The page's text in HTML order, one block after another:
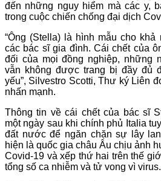
đến những nguy hiểm mà các y,
trong cuộc chiến chống đại dịch
“Ông (Stella) là hình mẫu cho
các bác sĩ gia đình. Cái chết của
đối của mọi đồng nghiệp, những
vẫn không được trang bị đầy đủ
yếu”, Silvestro Scotti, Thư ký Liên
nhấn mạnh.
Thông tin về cái chết của bác sĩ
một ngày sau khi chính phủ Italia
đất nước để ngăn chặn sự lây
hiện là quốc gia châu Âu chịu ảnh
Covid-19 và xếp thứ hai trên thế
tổng số ca nhiễm và tử vong vì virus.